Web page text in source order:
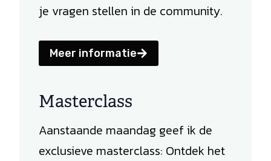
je vragen stellen in de community.
Meer informatie
Masterclass
Aanstaande maandag geef ik de
exclusieve masterclass: Ontdek het